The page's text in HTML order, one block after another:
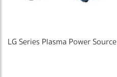
LG Series Plasma Power Source